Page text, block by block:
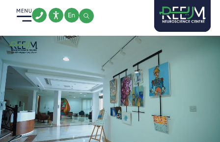
content